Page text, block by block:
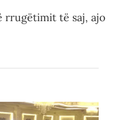
rrugëtimit të saj, ajo